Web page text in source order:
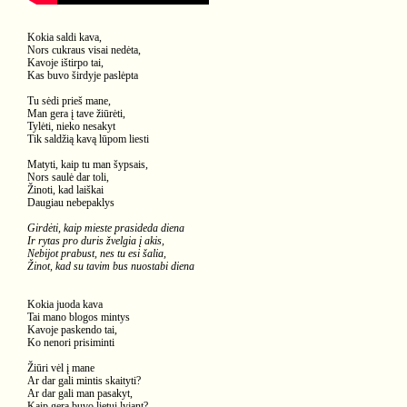
Kokia saldi kava,
Nors cukraus visai nedėta,
Kavoje ištirpo tai,
Kas buvo širdyje paslėpta
Tu sėdi prieš mane,
Man gera į tave žiūrėti,
Tylėti, nieko nesakyt
Tik saldžią kavą lūpom liesti
Matyti, kaip tu man šypsais,
Nors saulė dar toli,
Žinoti, kad laiškai
Daugiau nebepaklys
Girdėti, kaip mieste prasideda diena
Ir rytas pro duris žvelgia į akis,
Nebijot prabust, nes tu esi šalia,
Žinot, kad su tavim bus nuostabi diena
Kokia juoda kava
Tai mano blogos mintys
Kavoje paskendo tai,
Ko nenori prisiminti
Žiūri vėl į mane
Ar dar gali mintis skaityti?
Ar dar gali man pasakyt,